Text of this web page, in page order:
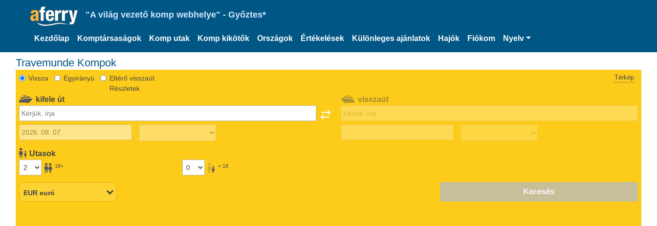
"A világ vezető komp webhelye" - Győztes*
Kezdőlap Komptársaságok Komp utak Komp kikötők Országok Értékelések Különleges ajánlatok Hajók Fiókom Nyelv
Travemunde Kompok
Vissza Egyirányú
Eltérő visszaút
Részletek
Térkép
kifele út
Utasok
18+ < 18
visszaút
Keresés